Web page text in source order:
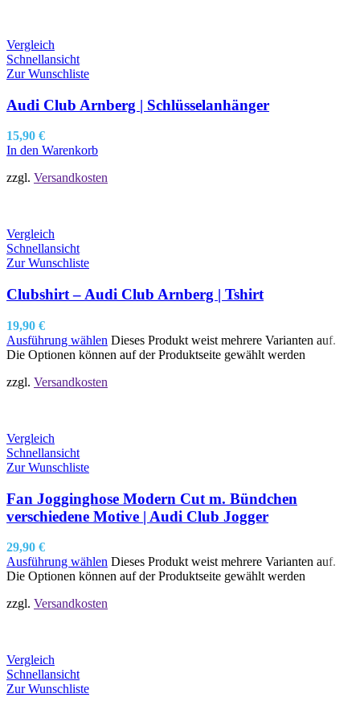
Vergleich
Schnellansicht
Zur Wunschliste
Audi Club Arnberg | Schlüsselanhänger
15,90 €
In den Warenkorb
zzgl. Versandkosten
Vergleich
Schnellansicht
Zur Wunschliste
Clubshirt – Audi Club Arnberg | Tshirt
19,90 €
Ausführung wählen Dieses Produkt weist mehrere Varianten auf.
Die Optionen können auf der Produktseite gewählt werden
zzgl. Versandkosten
Vergleich
Schnellansicht
Zur Wunschliste
Fan Jogginghose Modern Cut m. Bündchen
verschiedene Motive | Audi Club Jogger
29,90 €
Ausführung wählen Dieses Produkt weist mehrere Varianten auf.
Die Optionen können auf der Produktseite gewählt werden
zzgl. Versandkosten
Vergleich
Schnellansicht
Zur Wunschliste